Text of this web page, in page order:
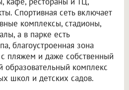
Спортивная сеть включает
комплексы, стадионы,
а в парке есть
благоустроенная зона
пляжем и даже собственный
образовательный комплекс
школ и детских садов.